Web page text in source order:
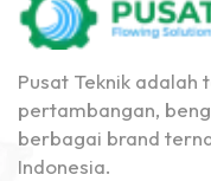
Pusat Teknik adalah
pertambangan,
berbagai brand
Indonesia.